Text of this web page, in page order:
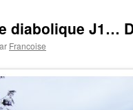
diabolique J1…
Francoise